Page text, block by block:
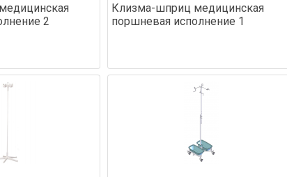
2
Клизма-шприц медицинская
поршневая исполнение 1